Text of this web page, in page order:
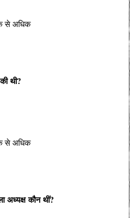
से अधिक
थी?
से अधिक
अध्यक्ष कौन थीं?